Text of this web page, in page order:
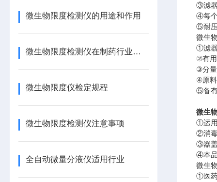
微生物限度检测仪的用途和作用
微生物限度检测仪在制药行业的应用与性能评估
微生物限度仪检定规程
微生物限度检测仪注意事项
全自动微量分液仪适用行业
③滤器
④每个
⑤耐
微生
①滤
②有
③分
④原
⑤备
微生
①运用
②消毒
③器盖
④本品
微生
①医药